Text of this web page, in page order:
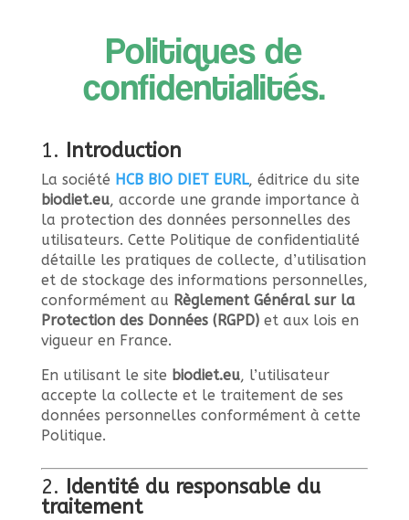
Politiques de
confidentialités.
1. Introduction
La société HCB BIO DIET EURL, éditrice du site
biodiet.eu, accorde une grande importance à
la protection des données personnelles des
utilisateurs. Cette Politique de confidentialité
détaille les pratiques de collecte, d’utilisation
et de stockage des informations personnelles,
conformément au Règlement Général sur la
Protection des Données (RGPD)et aux lois en
vigueur en France.
En utilisant le site biodiet.eu, l’utilisateur
accepte la collecte et le traitement de ses
données personnelles conformément à cette
Politique.
2.
Identité du responsable du
traitement